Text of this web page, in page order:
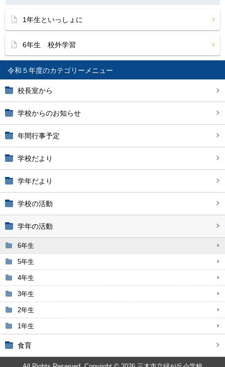
令和５年度
校長室から
学校からのお知らせ
年間行事予定
学校だより
学年だより
学校の活動
学年の活動
6年生
5年生
4年生
3年生
2年生
1年生
食育
1年生といっしょに
6年生 校外学習